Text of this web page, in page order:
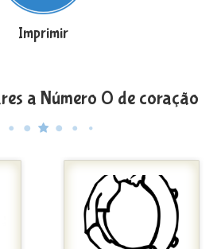
Imprimir
a Número 0 de coração